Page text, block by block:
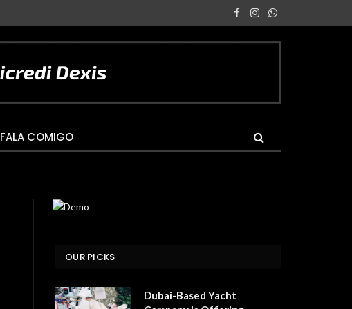
Facebook
InstagramWhatsApp
FALA COMIGO
OUR PICKS
Dubai-Based Yacht